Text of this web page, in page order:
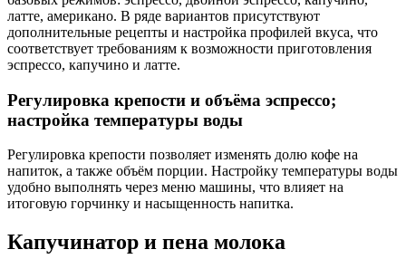
латте, американо. В ряде вариантов присутствуют
дополнительные рецепты и настройка профилей вкуса, что
соответствует требованиям к возможности приготовления
эспрессо, капучино и латте.
Регулировка крепости и объёма эспрессо;
настройка температуры воды
Регулировка крепости позволяет изменять долю кофе на
напиток, а также объём порции. Настройку температуры воды
удобно выполнять через меню машины, что влияет на
итоговую горчинку и насыщенность напитка.
Капучинатор и пена молока